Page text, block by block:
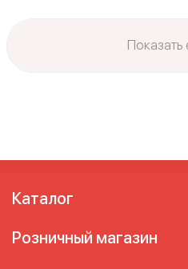
Показать
Каталог
Розничный магазин